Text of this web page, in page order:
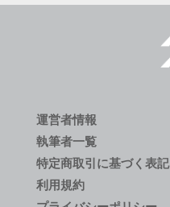
運営者情報
執筆者一覧
特定商取引に基づく表記
利用規約